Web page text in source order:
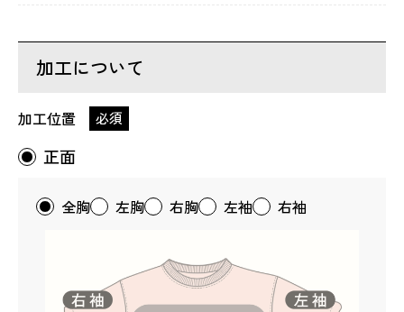
加工について
加工位置 必須
正面
全胸 左胸 右胸 左袖 右袖